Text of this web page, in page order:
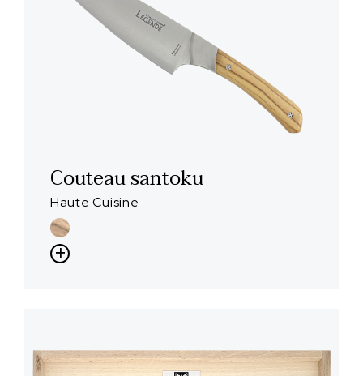
Couteau santoku
Haute Cuisine